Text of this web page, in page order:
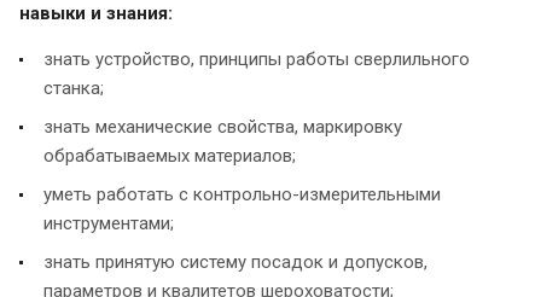
навыки и знания:
знать устройство, принципы работы сверлильного
станка;
знать механические свойства, маркировку
обрабатываемых материалов;
уметь работать с контрольно-измерительными
инструментами;
знать принятую систему посадок и допусков,
параметров и квалитетов шероховатости;